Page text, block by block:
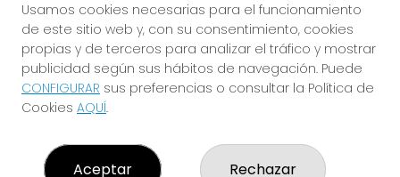
56.000.000€
JUGAR LA PRIMITIVA
Usamos cookies necesarias para el funcionamiento
de este sitio web y, con su consentimiento, cookies
propias y de terceros para analizar el tráfico y mostrar
publicidad según sus hábitos de navegación. Puede
CONFIGURAR sus preferencias o consultar la Política de
Cookies AQUÍ.
Aceptar Rechazar